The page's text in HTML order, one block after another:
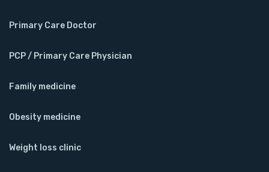
Primary Care Doctor
PCP / Primary Care Physician
Family medicine
Obesity medicine
Weight loss clinic